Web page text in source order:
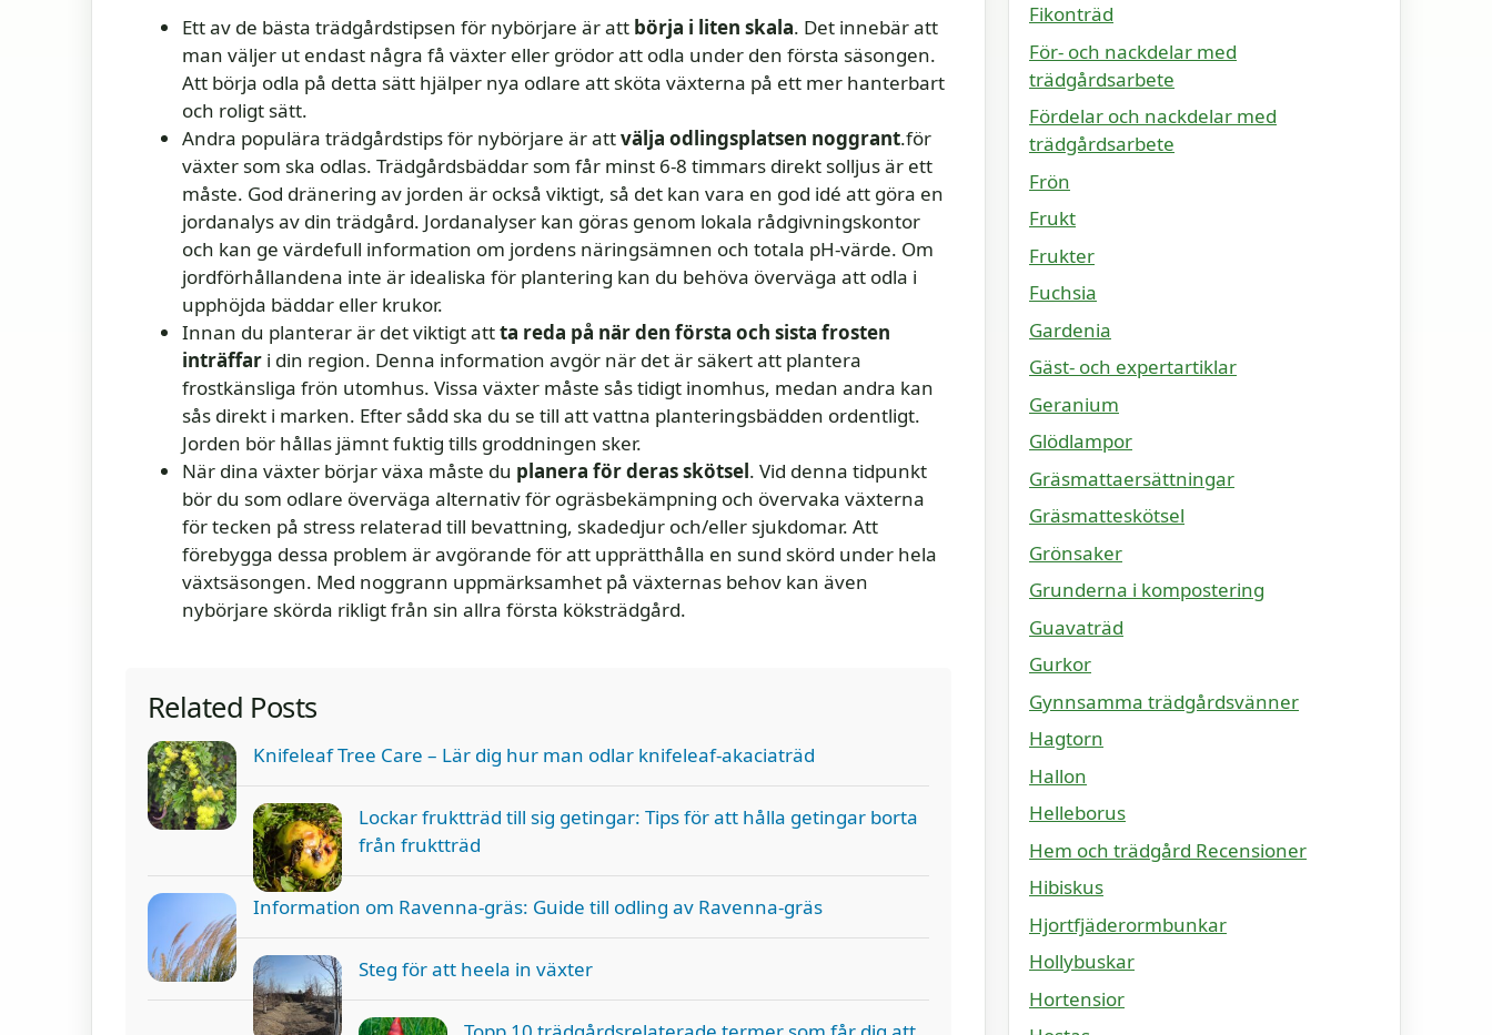
Ett av de bästa trädgårdstipsen för nybörjare är att börja i liten skala. Det innebär att
man väljer ut endast några få växter eller grödor att odla under den första säsongen.
Att börja odla på detta sätt hjälper nya odlare att sköta växterna på ett mer hanterbart
och roligt sätt.
Andra populära trädgårdstips för nybörjare är attvälja odlingsplatsen noggrant.för
växter som ska odlas. Trädgårdsbäddar som får minst 6-8 timmars direkt solljus är ett
måste. God dränering av jorden är också viktigt, så det kan vara en god idé att göra en
jordanalys av din trädgård. Jordanalyser kan göras genom lokala rådgivningskontor
och kan ge värdefull information om jordens näringsämnen och totala pH-värde. Om
jordförhållandena inte är idealiska för plantering kan du behöva överväga att odla i
upphöjda bäddar eller krukor.
Innan du planterar är det viktigt attta reda på när den första och sista frosten
inträffari din region. Denna information avgör när det är säkert att plantera
frostkänsliga frön utomhus. Vissa växter måste sås tidigt inomhus, medan andra kan
sås direkt i marken. Efter sådd ska du se till att vattna planteringsbädden ordentligt.
Jorden bör hållas jämnt fuktig tills groddningen sker.
När dina växter börjar växa måste du planera för deras skötsel. Vid denna tidpunkt
bör du som odlare överväga alternativ för ogräsbekämpning och övervaka växterna
för tecken på stress relaterad till bevattning, skadedjur och/eller sjukdomar. Att
förebygga dessa problem är avgörande för att upprätthålla en sund skörd under hela
växtsäsongen. Med noggrann uppmärksamhet på växternas behov kan även
nybörjare skörda rikligt från sin allra första köksträdgård.
Related Posts
Knifeleaf Tree Care – Lär dig hur man odlar knifeleaf-akaciaträd
Lockar fruktträd till sig getingar: Tips för att hålla getingar borta
från fruktträd
Information om Ravenna-gräs: Guide till odling av Ravenna-gräs
Steg för att heela in växter
Fikonträd
För- och nackdelar med
trädgårdsarbete
Fördelar och nackdelar med
trädgårdsarbete
Frön
Frukt
Frukter
Fuchsia
Gardenia
Gäst- och expertartiklar
Geranium
Glödlampor
Gräsmattaersättningar
Gräsmatteskötsel
Grönsaker
Grunderna i kompostering
Guavaträd
Gurkor
Gynnsamma trädgårdsvänner
Hagtorn
Hallon
Helleborus
Hem och trädgård Recensioner
Hibiskus
Hjortfjäderormbunkar
Hollybuskar
Hortensior